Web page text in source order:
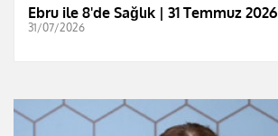
Ebru ile 8'de Sağlık | 31 Temmuz 2026
31/07/2026